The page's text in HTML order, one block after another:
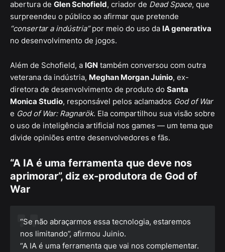
abertura de Glen Schofield, criador de Dead Space, que
surpreendeu o público ao afirmar que pretende
“consertar a indústria”por meio do uso da IA generativa
no desenvolvimento de jogos.
Além de Schofield, a IGN também conversou com outra
veterana da indústria, Meghan Morgan Juinio, ex-
diretora de desenvolvimento de produto do Santa
Monica Studio, responsável pelos aclamados God of War
e God of War: Ragnarök. Ela compartilhou sua visão sobre
o uso de inteligência artificial nos games — um tema que
divide opiniões entre desenvolvedores e fãs.
“A IA é uma ferramenta que deve nos
aprimorar”, diz ex-produtora de God of
War
“Se não abraçarmos essa tecnologia, estaremos
nos limitando”, afirmou Juinio.
“A IA é uma ferramenta que vai nos complementar.